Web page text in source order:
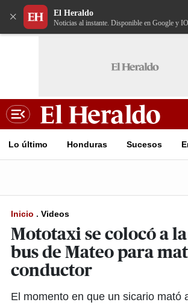
× El Heraldo
Noticias al instante. Disponible en Google y
Lo último Honduras Sucesos
Inicio . Videos
Mototaxi se colocó a
bus de Mateo para
conductor
El momento en que un sicario mató